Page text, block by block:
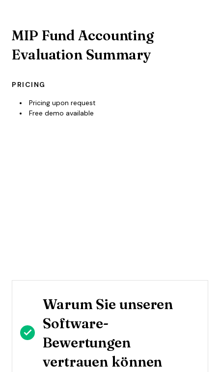
MIP Fund Accounting
Evaluation Summary
PRICING
Pricing upon request
Free demo available
Warum Sie unseren
Software-
Bewertungen
vertrauen können